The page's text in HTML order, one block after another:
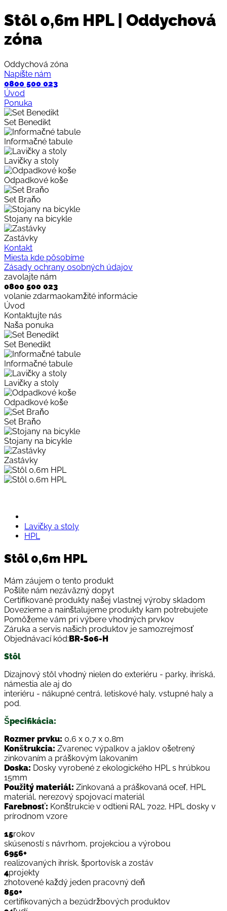
Stôl 0,6m HPL | Oddychová
zóna
Oddychová zóna
Napíšte nám
0800 500 023
Úvod
Ponuka
Set Benedikt
Informačné tabule
Lavičky a stoly
Odpadkové koše
Set Braňo
Stojany na bicykle
Zastávky
Kontakt
Miesta kde pôsobíme
Zásady ochrany osobných údajov
zavolajte nám
0800 500 023
volanie zdarmaokamžité informácie
Úvod
Kontaktujte nás
Naša ponuka
Set Benedikt
Informačné tabule
Lavičky a stoly
Odpadkové koše
Set Braňo
Stojany na bicykle
Zastávky
Lavičky a stoly
HPL
Stôl 0,6m HPL
Mám záujem o tento produkt
Pošlite nám nezáväzný dopyt
Certifikované produkty našej vlastnej výroby skladom
Dovezieme a nainštalujeme produkty kam potrebujete
Pomôžeme vám pri výbere vhodných prvkov
Záruka a servis našich produktov je samozrejmosť
Objednávací kód:BR-S06-H
Stôl
Dizajnový stôl vhodný nielen do exteriéru - parky, ihriská,
námestia ale aj do
interiéru - nákupné centrá, letiskové haly, vstupné haly a
pod.
Špecifikácia:
Rozmer prvku: 0,6 x 0,7 x 0,8m
Konštrukcia: Zvarenec výpalkov a jaklov ošetrený
zinkovaním a práškovým lakovaním
Doska: Dosky vyrobené z ekologického HPL s hrúbkou
15mm
Použitý materiál: Zinkovaná a práškovaná oceľ, HPL
materiál, nerezový spojovací materiál
Farebnosť: Konštrukcie v odtieni RAL 7022, HPL dosky v
prírodnom vzore
15rokov
skúseností s návrhom, projekciou a výrobou
6956+
realizovaných ihrísk, športovísk a zostáv
4projekty
zhotovené každý jeden pracovný deň
850+
certifikovaných a bezúdržbových produktov